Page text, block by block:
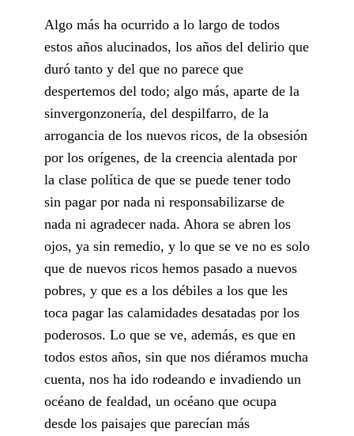
Algo más ha ocurrido a lo largo de todos
estos años alucinados, los años del delirio que
duró tanto y del que no parece que
despertemos del todo; algo más, aparte de la
sinvergonzonería, del despilfarro, de la
arrogancia de los nuevos ricos, de la obsesión
por los orígenes, de la creencia alentada por
la clase política de que se puede tener todo
sin pagar por nada ni responsabilizarse de
nada ni agradecer nada. Ahora se abren los
ojos, ya sin remedio, y lo que se ve no es solo
que de nuevos ricos hemos pasado a nuevos
pobres, y que es a los débiles a los que les
toca pagar las calamidades desatadas por los
poderosos. Lo que se ve, además, es que en
todos estos años, sin que nos diéramos mucha
cuenta, nos ha ido rodeando e invadiendo un
océano de fealdad, un océano que ocupa
desde los paisajes que parecían más